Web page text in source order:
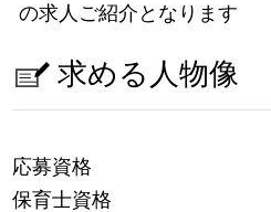
の求人ご紹介となります
求める人物像
応募資格
保育士資格